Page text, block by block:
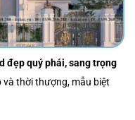
đẹp quý phái, sang trọng
và thời thượng, mẫu biệt